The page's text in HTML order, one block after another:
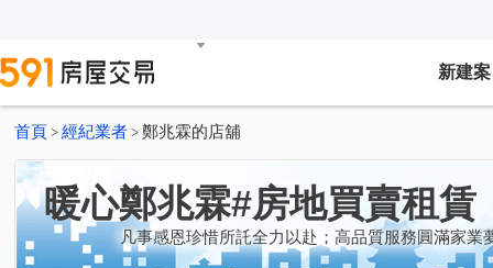
新建案
首頁 > 經紀業者 > 鄭兆霖的店舖
暖心鄭兆霖#房地買賣租賃
凡事感恩珍惜所託全力以赴；高品質服務圓滿家業